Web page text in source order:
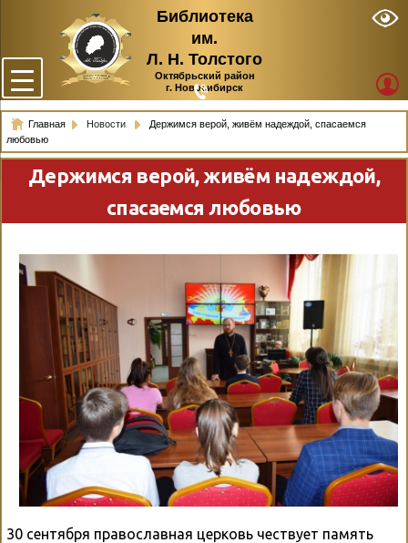
Библиотека
им.
Л. Н. Толстого
Октябрьский район
г. Новосибирск
Главная Новости
Держимся верой, живём надеждой, спасаемся
любовью
Держимся верой, живём надеждой,
спасаемся любовью
30 сентября православная церковь чествует память